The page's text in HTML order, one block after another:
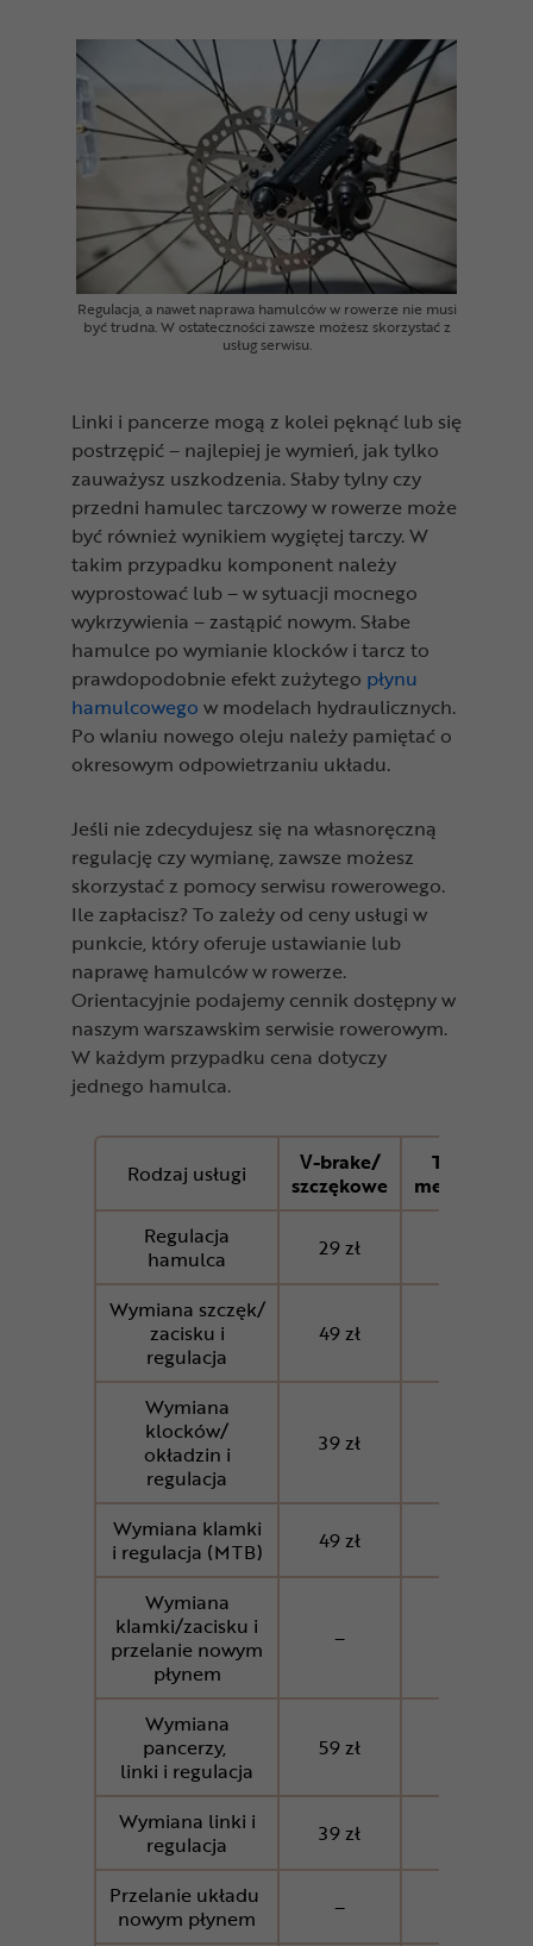
Regulacja, a nawet naprawa hamulców w rowerze nie musi
być trudna. W ostateczności zawsze możesz skorzystać z
usług serwisu.
Linki i pancerze mogą z kolei pęknąć lub się
postrzępić – najlepiej je wymień, jak tylko
zauważysz uszkodzenia. Słaby tylny czy
przedni hamulec tarczowy w rowerze może
być również wynikiem wygiętej tarczy. W
takim przypadku komponent należy
wyprostować lub – w sytuacji mocnego
wykrzywienia – zastąpić nowym. Słabe
hamulce po wymianie klocków i tarcz to
prawdopodobnie efekt zużytego płynu
hamulcowego w modelach hydraulicznych.
Po wlaniu nowego oleju należy pamiętać o
okresowym odpowietrzaniu układu.
Jeśli nie zdecydujesz się na własnoręczną
regulację czy wymianę, zawsze możesz
skorzystać z pomocy serwisu rowerowego.
Ile zapłacisz? To zależy od ceny usługi w
punkcie, który oferuje ustawianie lub
naprawę hamulców w rowerze.
Orientacyjnie podajemy cennik dostępny w
naszym warszawskim serwisie rowerowym.
W każdym przypadku cena dotyczy
jednego hamulca.
Rodzaj usługi
V-brake/
szczękowe
Tarczowe
mechaniczn
Regulacja
hamulca
29 zł
Wymiana szczęk/
zacisku i
regulacja
49 zł
Wymiana
klocków/
okładzin i
regulacja
39 zł
Wymiana klamki
i regulacja (MTB)
49 zł
Wymiana
klamki/zacisku i
przelanie nowym
płynem
–
Wymiana
pancerzy,
linki i regulacja
59 zł
Wymiana linki i
regulacja
39 zł
Przelanie układu
nowym płynem
–